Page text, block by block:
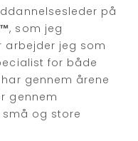
på
, som jeg
arbejder jeg som
for både
gennem årene
gennem
og store